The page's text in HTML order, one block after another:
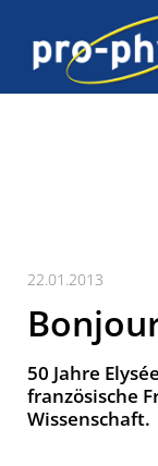
22.01.2013
50 Jahre
französische
Wissenschaft.